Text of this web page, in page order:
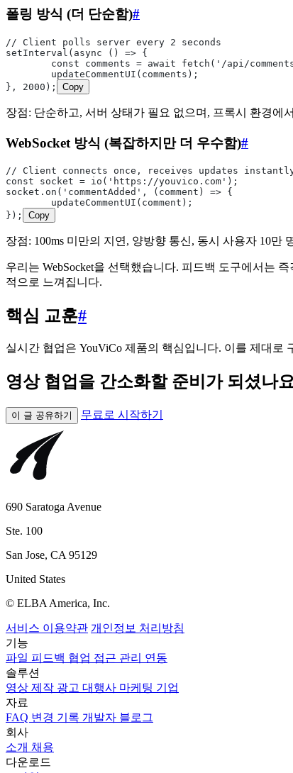
폴링 방식 (더 단순함)#
// Client polls server every 2 seconds
setInterval(async () => {
const comments = await fetch('/api/
	updateCommentUI(comments);
}, 2000);
Copy
장점: 단순하고, 서버 상태가 필요 없으며, 프록시 환경에
WebSocket 방식 (복잡하지만 더 우수함)#
// Client connects once, receives updates
const socket = io('https://youvico.com');
socket.on('commentAdded', (comment) => {
	updateCommentUI(comment);
});
Copy
장점: 100ms 미만의 지연, 양방향 통신, 동시 사용자 10
우리는 WebSocket을 선택했습니다. 피드백 도구에서는
적으로 느껴집니다.
핵심 교훈#
실시간 협업은 YouViCo 제품의 핵심입니다. 이를 제대
영상 협업을 간소화할 준비가 되셨나
이 글 공유하기 무료로 시작하기
690 Saratoga Avenue
Ste. 100
San Jose, CA 95129
United States
© ELBA America, Inc.
서비스 이용약관 개인정보 처리방침
기능
파일 피드백 협업 접근 관리 연동
솔루션
영상 제작 광고 대행사 마케팅 기업
자료
FAQ 변경 기록 개발자 블로그
회사
소개 채용
다운로드